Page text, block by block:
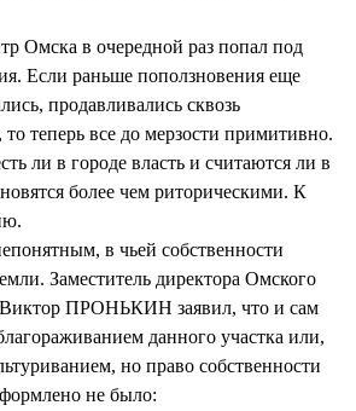
Омска в очередной раз попал под
Если раньше поползновения еще
продавливались сквозь
теперь все до мерзости примитивно.
ли в городе власть и считаются ли в
более чем риторическими. К
в чьей собственности
Заместитель директора Омского
Виктор ПРОНЬКИН заявил, что и сам
данного участка или,
но право собственности
не было: